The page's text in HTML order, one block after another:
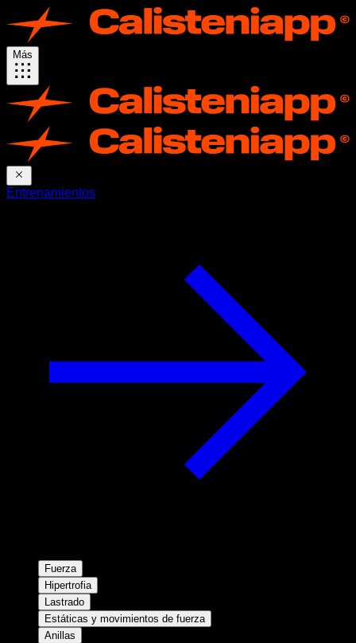
Más
Entrenamientos
Fuerza
Hipertrofia
Lastrado
Estáticas y movimientos de fuerza
Anillas